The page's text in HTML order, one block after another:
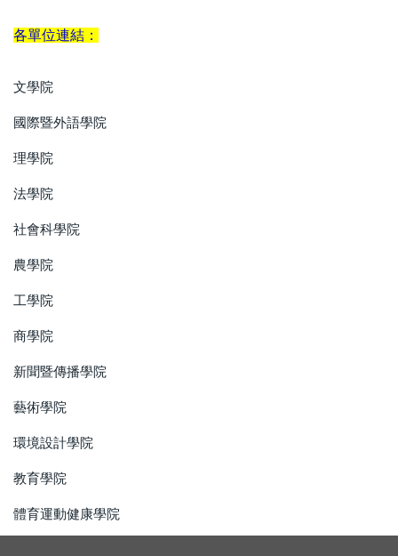
各單位連結：
文學院
國際暨外語學院
理學院
法學院
社會科學院
農學院
工學院
商學院
新聞暨傳播學院
藝術學院
環境設計學院
教育學院
體育運動健康學院